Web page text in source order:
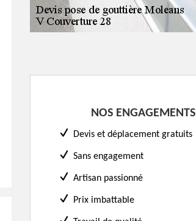
NOS ENGAGEMENTS
Devis et déplacement gratuits
Sans engagement
Artisan passionné
Prix imbattable